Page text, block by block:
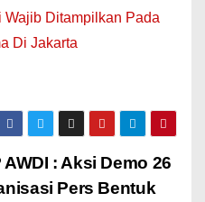
Wajib Ditampilkan Pada
Di Jakarta
AWDI : Aksi Demo 26
Pers Bentuk